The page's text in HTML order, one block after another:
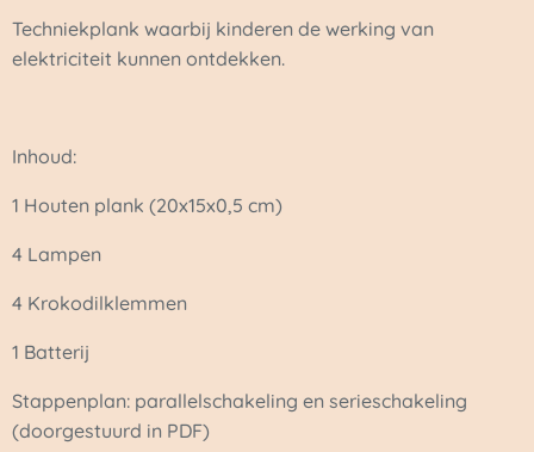
Techniekplank waarbij kinderen de werking van
elektriciteit kunnen ontdekken.
Inhoud:
1 Houten plank (20x15x0,5 cm)
4 Lampen
4 Krokodilklemmen
1 Batterij
Stappenplan: parallelschakeling en serieschakeling
(doorgestuurd in PDF)